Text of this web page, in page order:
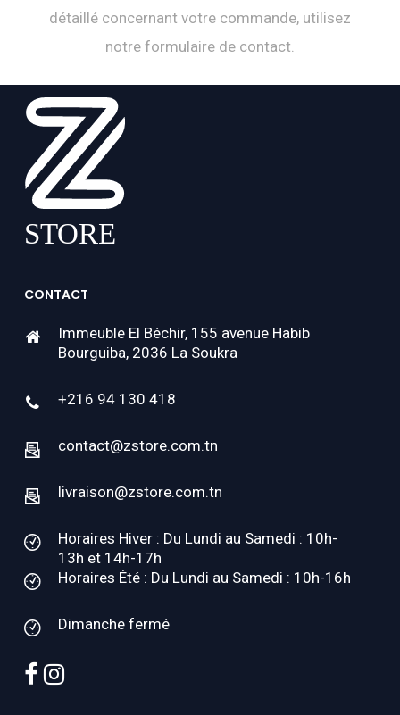
détaillé concernant votre commande, utilisez
notre formulaire de contact.
CONTACT
Immeuble El Béchir, 155 avenue Habib
Bourguiba, 2036 La Soukra
+216 94 130 418
contact@zstore.com.tn
livraison@zstore.com.tn
Horaires Hiver : Du Lundi au Samedi : 10h-
13h et 14h-17h
Horaires Été : Du Lundi au Samedi : 10h-16h
Dimanche fermé
facebook
instagram